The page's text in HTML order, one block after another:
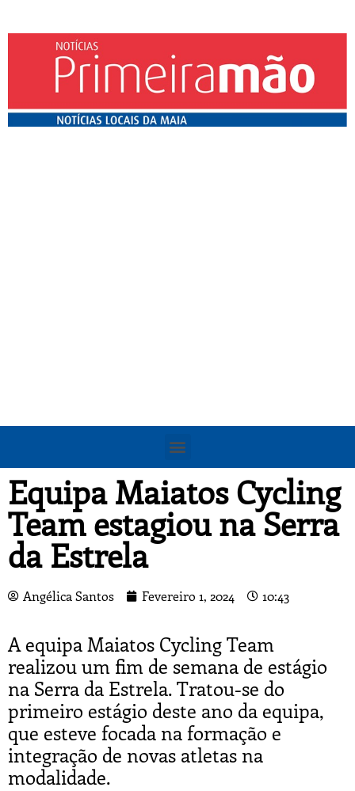
Equipa Maiatos Cycling
Team estagiou na Serra
da Estrela
Angélica Santos Fevereiro 1, 2024 10:43
A equipa Maiatos Cycling Team
realizou um fim de semana de estágio
na Serra da Estrela. Tratou-se do
primeiro estágio deste ano da equipa,
que esteve focada na formação e
integração de novas atletas na
modalidade.